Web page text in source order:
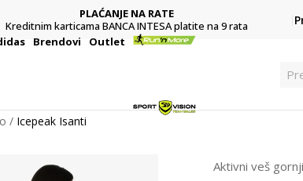
PLAĆANJE NA RATE
Kreditnim karticama BANCA INTESA platite na 9 rata
Brendovi Outlet
Icepeak Isanti
Aktivni veš